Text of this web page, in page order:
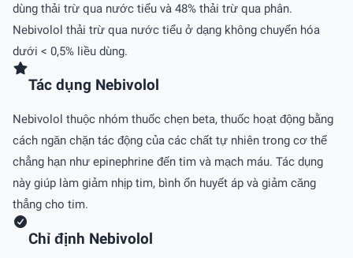
dùng thải trừ qua nước tiểu và 48% thải trừ qua phân.
Nebivolol thải trừ qua nước tiểu ở dạng không chuyển hóa
dưới < 0,5% liều dùng.
Tác dụng Nebivolol
Nebivolol thuộc nhóm thuốc chẹn beta, thuốc hoạt động bằng
cách ngăn chặn tác động của các chất tự nhiên trong cơ thể
chẳng hạn như epinephrine đến tim và mạch máu. Tác dụng
này giúp làm giảm nhịp tim, bình ổn huyết áp và giảm căng
thẳng cho tim.
Chỉ định Nebivolol